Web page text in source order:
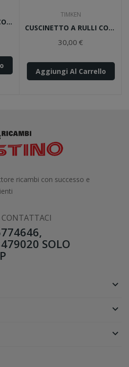
CUSCINETTO A RULLI CONICI 30306 ECO
TIMKEN
CUSCINETTO A RULLI CONICI 32304 TIMKEN
30,00 €
Aggiungi Al Carrello
ricambi con successo e
CONTATTACI
SOLO
keyboard_arrow_down
keyboard_arrow_down
keyboard_arrow_down